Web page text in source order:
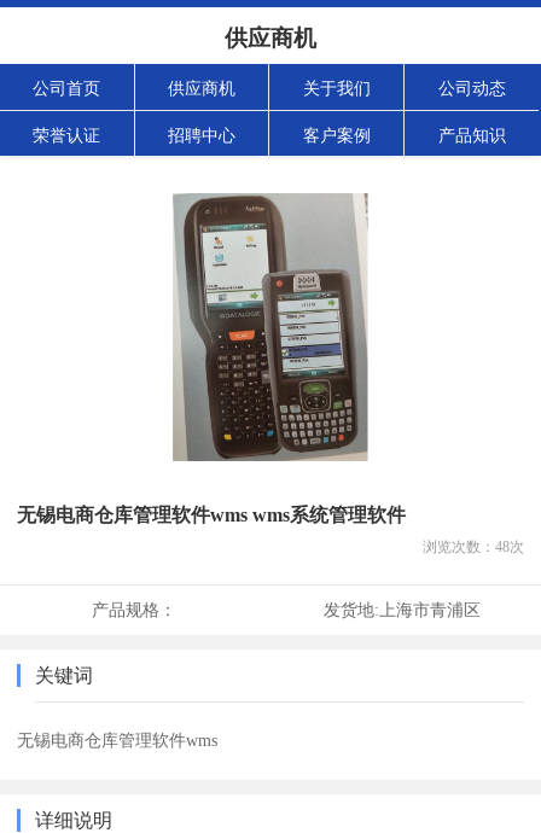
供应商机
公司首页 供应商机 关于我们 公司动态
荣誉认证 招聘中心 客户案例 产品知识
无锡电商仓库管理软件wms wms系统管理软件
浏览次数： 48次
产品规格： 发货地: 上海市青浦区
关键词
无锡电商仓库管理软件wms
详细说明